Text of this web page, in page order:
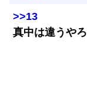
>>13
真中は違うやろ